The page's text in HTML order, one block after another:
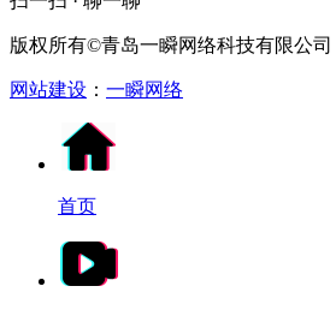
版权所有©青岛一瞬网络科技有限公司
网站建设 ： 一瞬网络
首页